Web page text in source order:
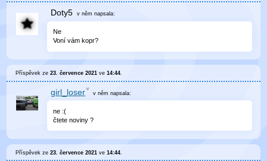
Doty5 v něm napsala:
Ne
Voní vám kopr?
Příspěvek ze23. července 2021 ve14:44.
girl_loser v něm napsala:
ne :(
čtete noviny ?
Příspěvek ze23. července 2021 ve14:44